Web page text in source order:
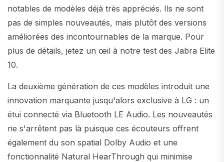
notables de modèles déjà très appréciés. Ils ne sont
pas de simples nouveautés, mais plutôt des versions
améliorées des incontournables de la marque. Pour
plus de détails, jetez un œil à notre test des Jabra Elite
10.
La deuxième génération de ces modèles introduit une
innovation marquante jusqu'alors exclusive à LG : un
étui connecté via Bluetooth LE Audio. Les nouveautés
ne s'arrêtent pas là puisque ces écouteurs offrent
également du son spatial Dolby Audio et une
fonctionnalité Natural HearThrough qui minimise